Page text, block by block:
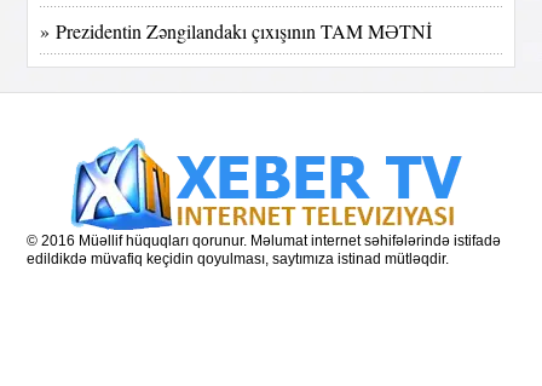
» Prezidentin Zəngilandakı çıxışının TAM MƏTNİ
© 2016 Müəllif hüquqları qorunur. Məlumat internet səhifələrində istifadə
edildikdə müvafiq keçidin qoyulması, saytımıza istinad mütləqdir.